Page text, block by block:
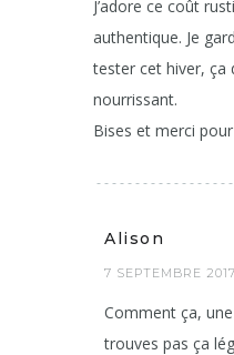
J’adore ce coût
authentique. Je
tester cet hiver, ça
nourrissant.
Bises et merci
Alison
7 SEPTEMBRE 2017
Comment ça,
trouves pas ça